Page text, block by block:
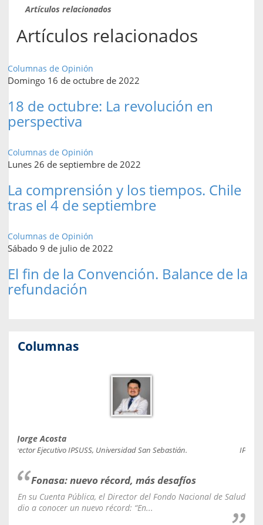
Artículos relacionados
Artículos relacionados
Columnas de Opinión
Domingo 16 de octubre de 2022
18 de octubre: La revolución en
perspectiva
Columnas de Opinión
Lunes 26 de septiembre de 2022
La comprensión y los tiempos. Chile
tras el 4 de septiembre
Columnas de Opinión
Sábado 9 de julio de 2022
El fin de la Convención. Balance de la
refundación
Columnas
Jorge Acosta
Director Ejecutivo IPSUSS, Universidad San Sebastián.
Fonasa: nuevo récord, más desafíos
En su Cuenta Pública, el Director del Fondo Nacional de Salud
dio a conocer un nuevo récord: “En...